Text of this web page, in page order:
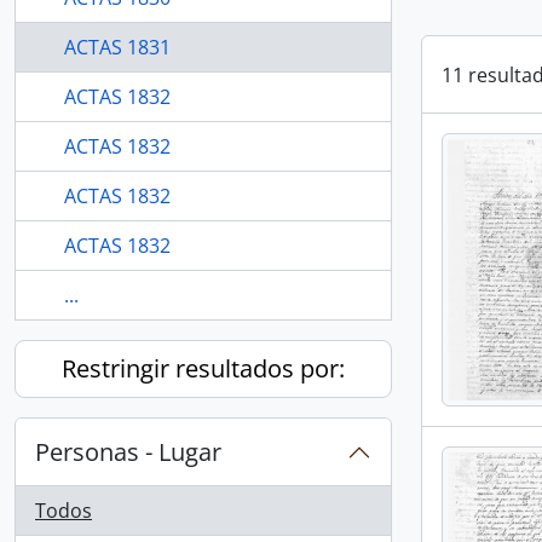
ACTAS 1831
ACTAS 1832
ACTAS 1832
ACTAS 1832
ACTAS 1832
...
Restringir resultados por:
Personas - Lugar
Todos
11